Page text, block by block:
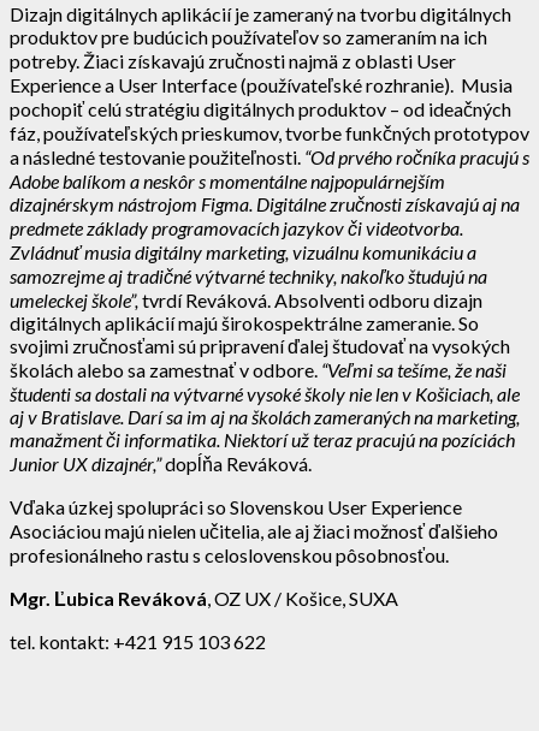
Dizajn digitálnych aplikácií je zameraný na tvorbu digitálnych
produktov pre budúcich používateľov so zameraním na ich
potreby. Žiaci získavajú zručnosti najmä z oblasti User
Experience a User Interface (používateľské rozhranie). Musia
pochopiť celú stratégiu digitálnych produktov – od ideačných
fáz, používateľských prieskumov, tvorbe funkčných prototypov
a následné testovanie použiteľnosti. “Od prvého ročníka pracujú s
Adobe balíkom a neskôr s momentálne najpopulárnejším
dizajnérskym nástrojom Figma. Digitálne zručnosti získavajú aj na
predmete základy programovacích jazykov či videotvorba.
Zvládnuť musia digitálny marketing, vizuálnu komunikáciu a
samozrejme aj tradičné výtvarné techniky, nakoľko študujú na
umeleckej škole”, tvrdí Reváková. Absolventi odboru dizajn
digitálnych aplikácií majú širokospektrálne zameranie. So
svojimi zručnosťami sú pripravení ďalej študovať na vysokých
školách alebo sa zamestnať v odbore. “Veľmi sa tešíme, že naši
študenti sa dostali na výtvarné vysoké školy nie len v Košiciach, ale
aj v Bratislave. Darí sa im aj na školách zameraných na marketing,
manažment či informatika. Niektorí už teraz pracujú na pozíciách
Junior UX dizajnér,”dopĺňa Reváková.
Vďaka úzkej spolupráci so Slovenskou User Experience
Asociáciou majú nielen učitelia, ale aj žiaci možnosť ďalšieho
profesionálneho rastu s celoslovenskou pôsobnosťou.
Mgr. Ľubica Reváková , OZ UX / Košice, SUXA
tel. kontakt: +421 915 103 622